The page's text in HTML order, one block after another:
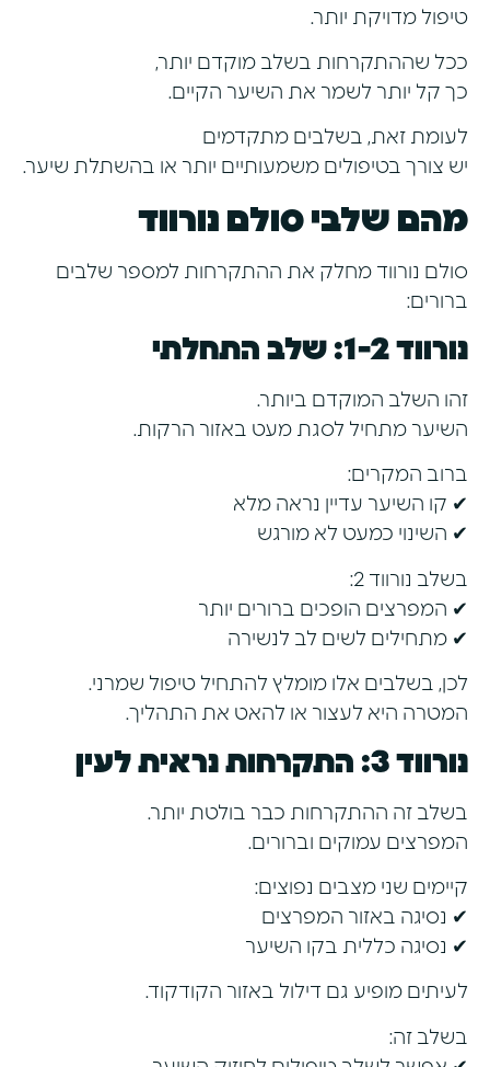
טיפול מדויקת יותר.
ככל שההתקרחות בשלב מוקדם יותר,
כך קל יותר לשמר את השיער הקיים.
לעומת זאת, בשלבים מתקדמים
יש צורך בטיפולים משמעותיים יותר או בהשתלת שיער.
מהם שלבי סולם נורווד
סולם נורווד מחלק את ההתקרחות למספר שלבים
ברורים:
נורווד 1-2: שלב התחלתי
זהו השלב המוקדם ביותר.
השיער מתחיל לסגת מעט באזור הרקות.
ברוב המקרים:
✔ קו השיער עדיין נראה מלא
✔ השינוי כמעט לא מורגש
בשלב נורווד 2:
✔ המפרצים הופכים ברורים יותר
✔ מתחילים לשים לב לנשירה
לכן, בשלבים אלו מומלץ להתחיל טיפול שמרני.
המטרה היא לעצור או להאט את התהליך.
נורווד 3: התקרחות נראית לעין
בשלב זה ההתקרחות כבר בולטת יותר.
המפרצים עמוקים וברורים.
קיימים שני מצבים נפוצים:
✔ נסיגה באזור המפרצים
✔ נסיגה כללית בקו השיער
לעיתים מופיע גם דילול באזור הקודקוד.
בשלב זה: